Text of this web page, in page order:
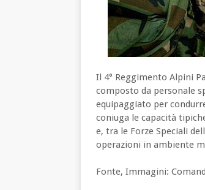
Il 4° Reggimento Alpini
composto da personale
equipaggiato per
coniuga le capacità
e, tra le Forze Speciali
operazioni in ambiente
Fonte, Immagini: